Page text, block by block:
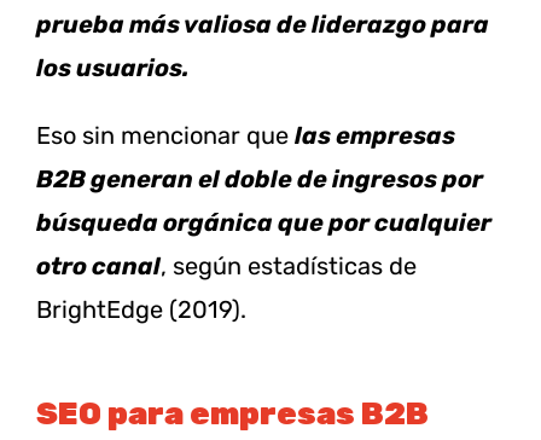
prueba más valiosa de liderazgo para
los usuarios.
Eso sin mencionar que las empresas
B2B generan el doble de ingresos por
búsqueda orgánica que por cualquier
otro canal, según estadísticas de
BrightEdge (2019).
SEO para empresas B2B